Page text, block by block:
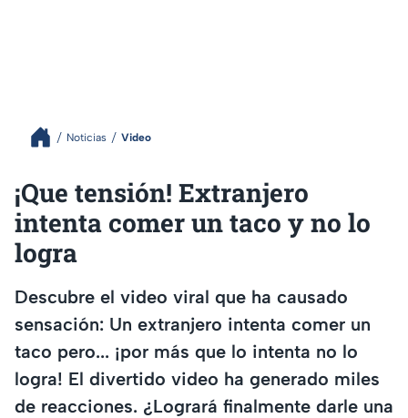
Noticias Video
¡Que tensión! Extranjero
intenta comer un taco y no lo
logra
Descubre el video viral que ha causado
sensación: Un extranjero intenta comer un
taco pero... ¡por más que lo intenta no lo
logra! El divertido video ha generado miles
de reacciones. ¿Logrará finalmente darle una